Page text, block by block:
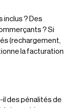
inclus ? Des
? Si
(rechargement,
la facturation
il des pénalités de